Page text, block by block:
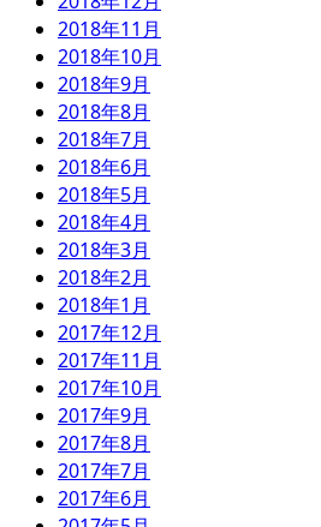
2018年11月
2018年10月
2018年9月
2018年8月
2018年7月
2018年6月
2018年5月
2018年4月
2018年3月
2018年2月
2018年1月
2017年12月
2017年11月
2017年10月
2017年9月
2017年8月
2017年7月
2017年6月